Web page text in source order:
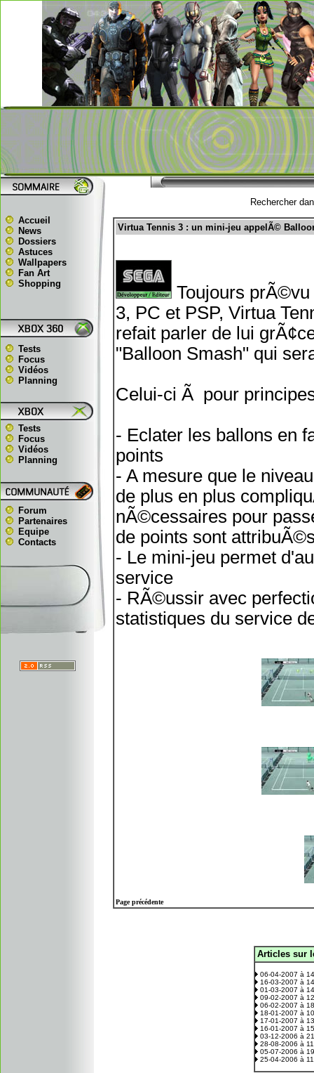
Accueil
News
Dossiers
Astuces
Wallpapers
Fan Art
Shopping
Tests
Focus
Vidéos
Planning
Tests
Focus
Vidéos
Planning
Forum
Partenaires
Equipe
Contacts
Rechercher
Virtua Tennis 3 : un mini-jeu appelÃ©
Toujours
3, PC et PSP, Virtua
refait parler de lui
"Balloon Smash" qui
Celui-ci Ã pour
- Eclater les ballons en
points
- A mesure que le
de plus en plus
nÃ©cessaires pour
de points sont
- Le mini-jeu permet
service
- RÃ©ussir avec
statistiques du service
Page précédente
Articles sur
06-04-2007 à
16-03-2007 à
01-03-2007 à
09-02-2007 à
06-02-2007 à
18-01-2007 à
17-01-2007 à
16-01-2007 à
03-12-2006 à
28-08-2006 à
05-07-2006 à
25-04-2006 à